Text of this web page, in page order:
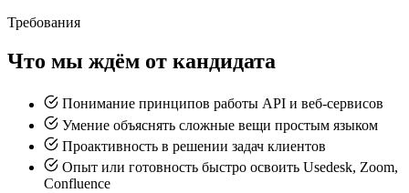
Требования
Что мы ждём от кандидата
Понимание принципов работы API и веб-сервисов
Умение объяснять сложные вещи простым языком
Проактивность в решении задач клиентов
Опыт или готовность быстро освоить Usedesk, Zoom,
Confluence